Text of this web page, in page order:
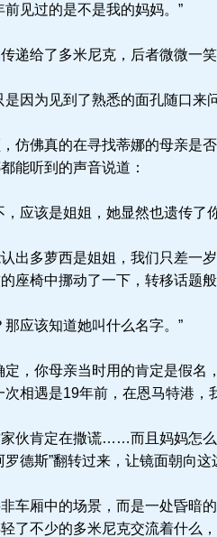
见过的是不是我的妈妈。”
递给了多米尼克，后者微微一
因为见到了熟悉的面孔随口来
仿佛真的在寻找蒂娜的母亲是
能听到的声音说道：
应该是姐姐，她显然也遗传
出多萝西是姐姐，我们只差一
座椅中挪动了一下，转移话题般
应该知道她叫什么名字。”
，你母亲当时用的肯定是假名
次相遇是19年前，在恩马特港，
伙肯定在撒谎……而且妈妈怎么
罗德斯”翻转过来，让镜面朝向
车厢中的场景，而是一处昏暗
了不少的多米尼克交流着什么